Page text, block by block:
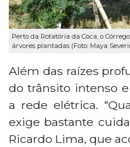
Perto da Rotatória da Coca, o
árvores plantadas (Foto: Maya
Além das raízes
do trânsito intenso
a rede elétrica.
exige bastante
Ricardo Lima, que